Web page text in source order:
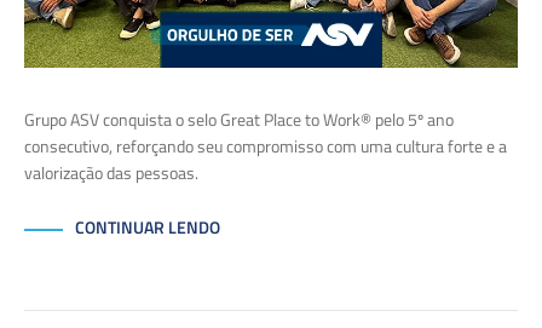
Grupo ASV conquista o selo Great Place to Work® pelo 5º ano
consecutivo, reforçando seu compromisso com uma cultura forte e a
valorização das pessoas.
CONTINUAR LENDO